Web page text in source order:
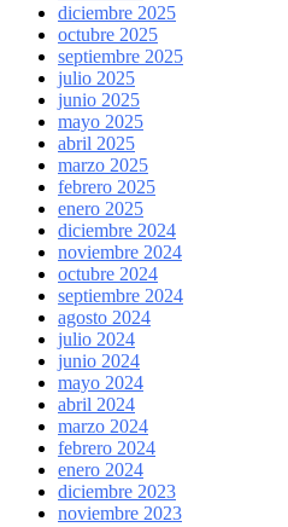
diciembre 2025
octubre 2025
septiembre 2025
julio 2025
junio 2025
mayo 2025
abril 2025
marzo 2025
febrero 2025
enero 2025
diciembre 2024
noviembre 2024
octubre 2024
septiembre 2024
agosto 2024
julio 2024
junio 2024
mayo 2024
abril 2024
marzo 2024
febrero 2024
enero 2024
diciembre 2023
noviembre 2023